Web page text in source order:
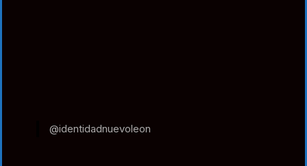
@identidadnuevoleon